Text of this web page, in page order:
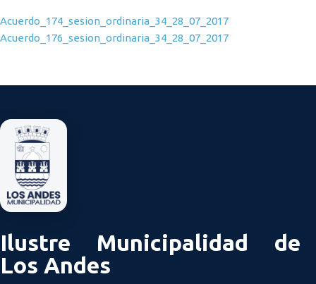
Navegación de entradas
Acuerdo_174_sesion_ordinaria_34_28_07_2017
Acuerdo_176_sesion_ordinaria_34_28_07_2017
Ilustre Municipalidad de
Los Andes